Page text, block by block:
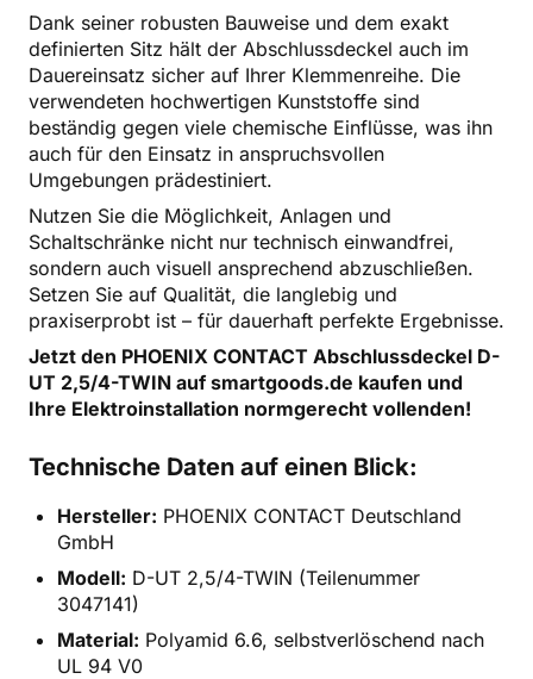
Dank seiner robusten Bauweise und dem exakt
definierten Sitz hält der Abschlussdeckel auch im
Dauereinsatz sicher auf Ihrer Klemmenreihe. Die
verwendeten hochwertigen Kunststoffe sind
beständig gegen viele chemische Einflüsse, was ihn
auch für den Einsatz in anspruchsvollen
Umgebungen prädestiniert.
Nutzen Sie die Möglichkeit, Anlagen und
Schaltschränke nicht nur technisch einwandfrei,
sondern auch visuell ansprechend abzuschließen.
Setzen Sie auf Qualität, die langlebig und
praxiserprobt ist – für dauerhaft perfekte Ergebnisse.
Jetzt den PHOENIX CONTACT Abschlussdeckel D-
UT 2,5/4-TWIN auf smartgoods.de kaufen und
Ihre Elektroinstallation normgerecht vollenden!
Technische Daten auf einen Blick:
Hersteller: PHOENIX CONTACT Deutschland
GmbH
Modell: D-UT 2,5/4-TWIN (Teilenummer
3047141)
Material: Polyamid 6.6, selbstverlöschend nach
UL 94 V0